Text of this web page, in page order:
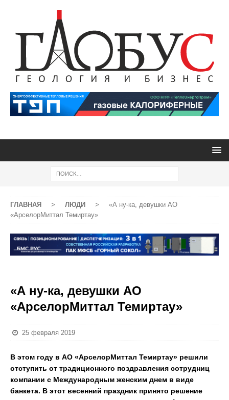
ГЛАВНАЯ > ЛЮДИ >
«А ну-ка, девушки АО
«АрселорМиттал Темиртау»
«А ну-ка, девушки АО
«АрселорМиттал Темиртау»
25 февраля 2019
В этом году в АО «АрселорМиттал Темиртау» решили
отступить от традиционного поздравления сотрудниц
компании с Международным женским днем в виде
банкета. В этот весенний праздник принято решение